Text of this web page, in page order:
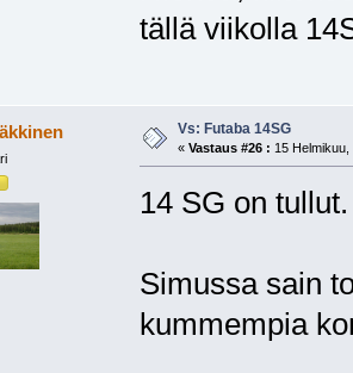
tällä viikolla
Vs: Futaba 14SG
« Vastaus #26 : 15
14 SG on
Simussa sain
kummempia